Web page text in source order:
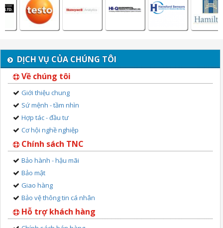
DỊCH VỤ CỦA CHÚNG TÔI
Về chúng tôi
Giới thiệu chung
Sứ mệnh - tầm nhìn
Hợp tác - đầu tư
Cơ hội nghề nghiệp
Chính sách TNC
Bảo hành - hậu mãi
Bảo mật
Giao hàng
Bảo vệ thông tin cá nhân
Hỗ trợ khách hàng